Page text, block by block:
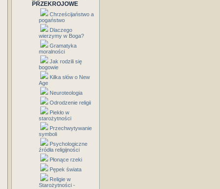
PRZEKROJOWE
Chrześcijaństwo a
pogaństwo
Dlaczego
wierzymy w Boga?
Gramatyka
moralności
Jak rodzili się
bogowie
Kilka słów o New
Age
Neuroteologia
Odrodzenie religii
Piekło w
starożytności
Przechwytywanie
symboli
Psychologiczne
źródła religijności
Płonące rzeki
Pępek świata
Religie w
Starożytności -